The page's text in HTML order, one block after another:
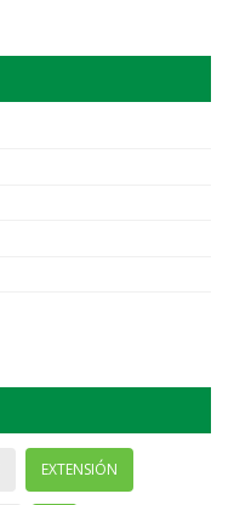
EXTENSIÓN